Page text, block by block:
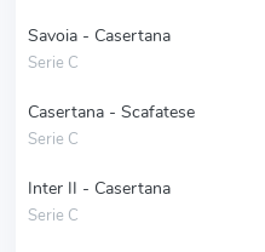
Savoia - Casertana
Serie C
Casertana - Scafatese
Serie C
Inter II - Casertana
Serie C